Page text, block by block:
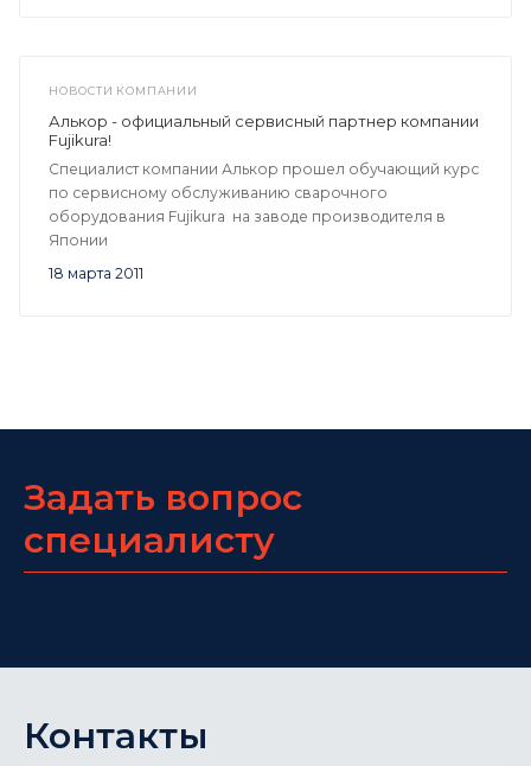
НОВОСТИ КОМПАНИИ
18 марта 2011
Алькор - официальный сервисный партнер компании
Fujikura!
Специалист компании Алькор прошел обучающий курс
по сервисному обслуживанию сварочного
оборудования Fujikura на заводе производителя в
Японии
Задать вопрос
специалисту
Контакты